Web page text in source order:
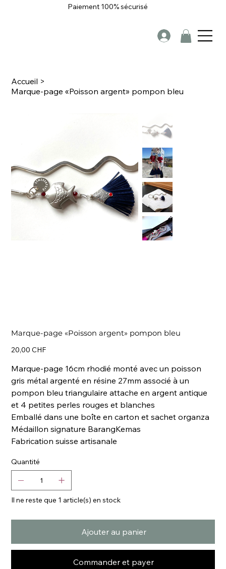
Paiement 100% sécurisé
Accueil >
Marque-page «Poisson argent» pompon bleu
Marque-page «Poisson argent» pompon bleu
Prix
20,00 CHF
Marque-page 16cm rhodié monté avec un poisson
gris métal argenté en résine 27mm associé à un
pompon bleu triangulaire attache en argent antique
et 4 petites perles rouges et blanches
Emballé dans une boîte en carton et sachet organza
Médaillon signature BarangKemas
Fabrication suisse artisanale
Quantité
Il ne reste que 1 article(s) en stock
Ajouter au panier
Commander et payer